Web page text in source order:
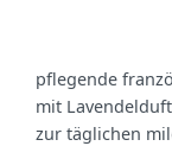
pflegende
mit
zur täglichen